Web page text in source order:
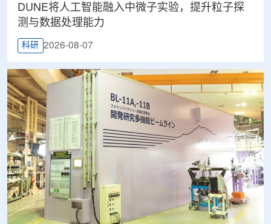
DUNE将人工智能融入中微子实验，提升粒子探
测与数据处理能力
科研 2026-08-07